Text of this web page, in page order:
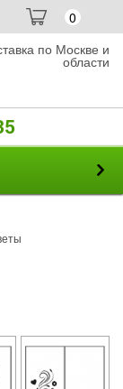
0
по Москве и
области